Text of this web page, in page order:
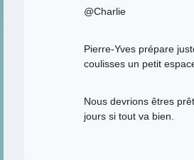
@Charlie
Pierre-Yves prépare
coulisses un petit
Nous devrions êtres
jours si tout va bien.